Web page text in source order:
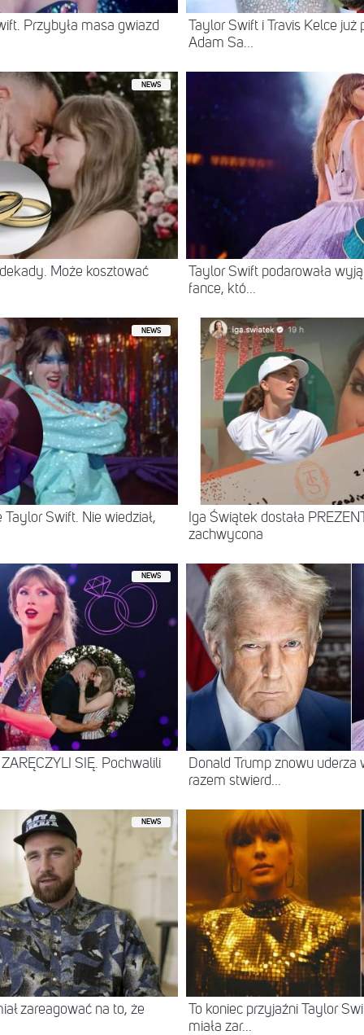
Przybyła masa gwiazd
Taylor Swift i Travis Kelce już
Adam Sa...
NEWS
Może kosztować
Taylor Swift podarowała
fance, któ...
NEWS
Swift. Nie wiedział,
Iga Świątek dostała
zachwycona
NEWS
SIĘ. Pochwalili
Donald Trump znowu
razem stwierd...
NEWS
zareagować na to, że
To koniec przyjaźni Taylor
miała zar...